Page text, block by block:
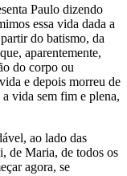
Paulo dizendo
essa vida dada a
do batismo, da
aparentemente,
do corpo ou
e depois morreu de
a vida sem fim e plena,
ao lado das
de Maria, de todos os
agora, se